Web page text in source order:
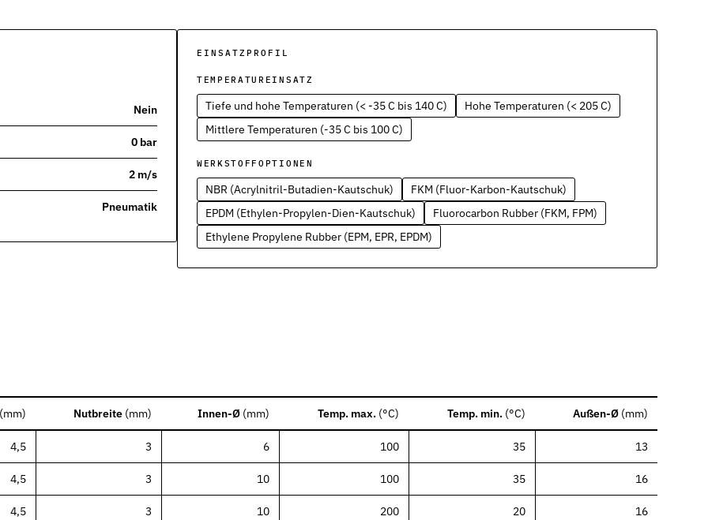
Funktion
Industrien
Nein
0 bar
2 m/s
Pneumatik
EINSATZPROFIL
TEMPERATUREINSATZ
Tiefe und hohe Temperaturen (< -35 C bis 140 C)
Hohe Temperaturen (< 205 C)
Mittlere Temperaturen (-35 C bis 100 C)
WERKSTOFFOPTIONEN
NBR (Acrylnitril-Butadien-Kautschuk)
FKM (Fluor-Karbon-Kautschuk)
EPDM (Ethylen-Propylen-Dien-Kautschuk)
Fluorocarbon Rubber (FKM, FPM)
Ethylene Propylene Rubber (EPM, EPR, EPDM)
(mm) Nutbreite (mm) Innen-Ø (mm) Temp. max. (°C) Temp. min. (°C) Außen-Ø (mm)
4,5 3 6 100 35 13
4,5 3 10 100 35 16
4,5 3 10 200 20 16